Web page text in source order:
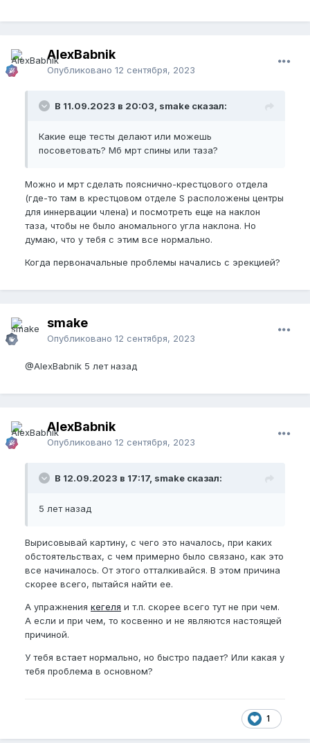
AlexBabnik
Опубликовано 12 сентября, 2023
В 11.09.2023 в 20:03, smake сказал:
Какие еще тесты делают или можешь
посоветовать? Мб мрт спины или таза?
Можно и мрт сделать пояснично-крестцового отдела
(где-то там в крестцовом отделе S расположены центры
для иннервации члена) и посмотреть еще на наклон
таза, чтобы не было аномального угла наклона. Но
думаю, что у тебя с этим все нормально.
Когда первоначальные проблемы начались с эрекцией?
smake
Опубликовано 12 сентября, 2023
@AlexBabnik 5 лет назад
AlexBabnik
Опубликовано 12 сентября, 2023
В 12.09.2023 в 17:17, smake сказал:
5 лет назад
Вырисовывай картину, с чего это началось, при каких
обстоятельствах, с чем примерно было связано, как это
все начиналось. От этого отталкивайся. В этом причина
скорее всего, пытайся найти ее.
А упражнения кегеля и т.п. скорее всего тут не при чем.
А если и при чем, то косвенно и не являются настоящей
причиной.
У тебя встает нормально, но быстро падает? Или какая у
тебя проблема в основном?
1